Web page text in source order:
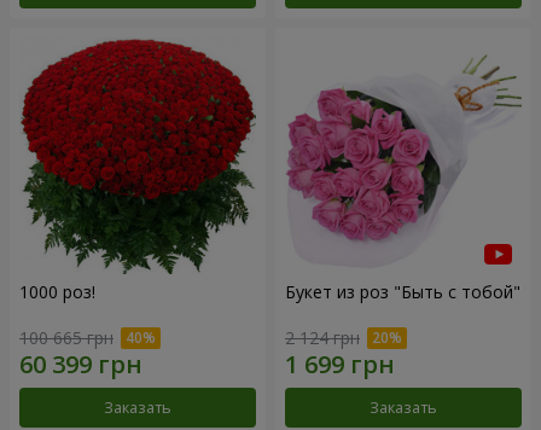
1000 роз!
100 665 грн
Заказать
Букет из роз "Быть с тобой"
2 124 грн
Заказать